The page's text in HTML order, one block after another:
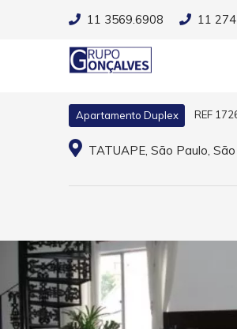
11 3569.6908 11
Apartamento Duplex REF
TATUAPE, São Paulo,